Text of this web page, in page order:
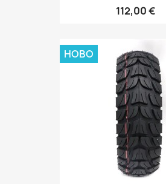
112,00 €
НОВО